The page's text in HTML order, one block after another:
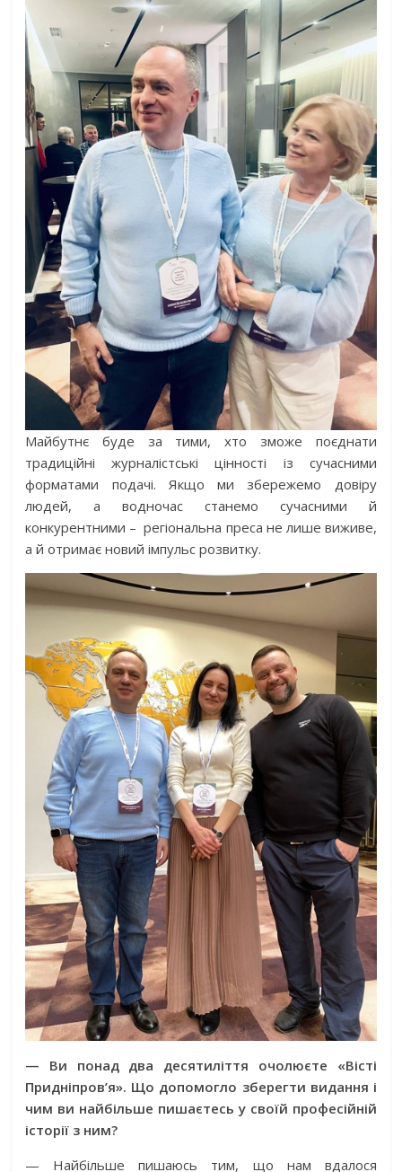
Майбутнє буде за тими, хто зможе поєднати
традиційні журналістські цінності із сучасними
форматами подачі. Якщо ми збережемо довіру
людей, а водночас станемо сучасними й
конкурентними – регіональна преса не лише виживе,
а й отримає новий імпульс розвитку.
— Ви понад два десятиліття очолюєте «Вісті
Придніпров’я». Що допомогло зберегти видання і
чим ви найбільше пишаєтесь у своїй професійній
історії з ним?
— Найбільше пишаюсь тим, що нам вдалося